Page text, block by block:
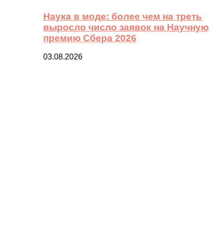
Наука в моде: более чем на треть
выросло число заявок на Научную
премию Сбера 2026
03.08.2026